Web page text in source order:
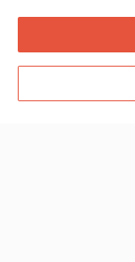
Полная версия
Политика